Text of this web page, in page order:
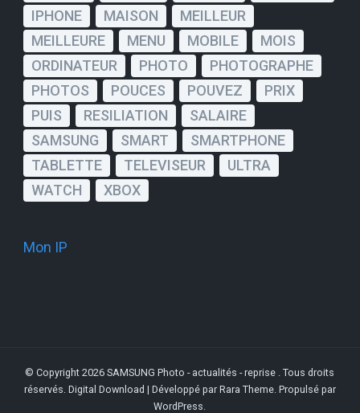
IPHONE
MAISON
MEILLEUR
MEILLEURE
MENU MOBILE
MOIS
ORDINATEUR
PHOTO
PHOTOGRAPHE
PHOTOS
POUCES POUVEZ
PRIX
PUIS
RESILIATION
SALAIRE
SAMSUNG
SMART
SMARTPHONE
TABLETTE
TELEVISEUR
ULTRA
WATCH
XBOX
Mon IP
© Copyright 2026SAMSUNG Photo - actualités - reprise . Tous droits
réservés. Digital Download | Développé par Rara Theme . Propulsé par
WordPress